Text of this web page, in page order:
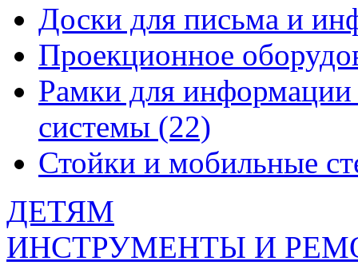
Доски для письма и
Проекционное
Рамки для
системы (22)
Стойки и мобильные
ДЕТЯМ
ИНСТРУМЕНТЫ И